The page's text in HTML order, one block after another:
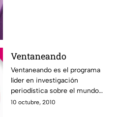
Ventaneando
Ventaneando es el programa
líder en investigación
periodística sobre el mundo
del espectáculo. Noticias,
10 octubre, 2010